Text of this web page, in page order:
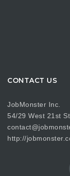
CONTACT US
JobMonster Inc.
54/29 West 21st
http://